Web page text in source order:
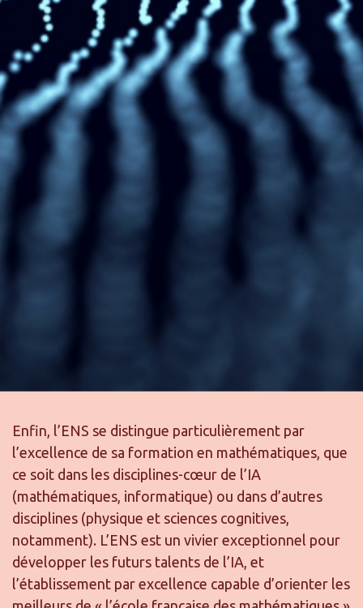
Enfin, l’ENS se distingue particulièrement par
l’excellence de sa formation en mathématiques, que
ce soit dans les disciplines-cœur de l’IA
(mathématiques, informatique) ou dans d’autres
disciplines (physique et sciences cognitives,
notamment). L’ENS est un vivier exceptionnel pour
développer les futurs talents de l’IA, et
l’établissement par excellence capable d’orienter les